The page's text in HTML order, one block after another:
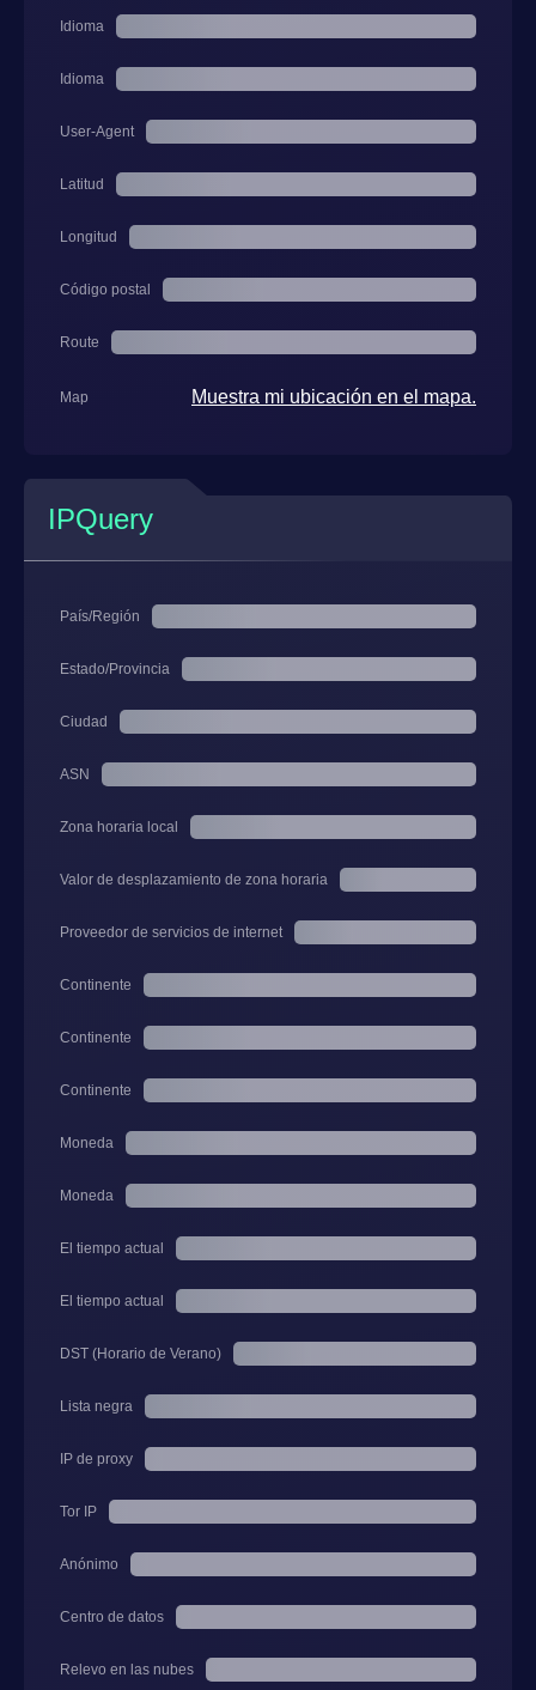
Idioma
Idioma
User-Agent
Latitud
Longitud
Código postal
Route
Map Muestra mi ubicación en el mapa.
IPQuery
País/Región
Estado/Provincia
Ciudad
ASN
Zona horaria local
Valor de desplazamiento de zona horaria
Proveedor de servicios de internet
Continente
Continente
Continente
Moneda
Moneda
El tiempo actual
El tiempo actual
DST (Horario de Verano)
Lista negra
IP de proxy
Tor IP
Anónimo
Centro de datos
Relevo en las nubes